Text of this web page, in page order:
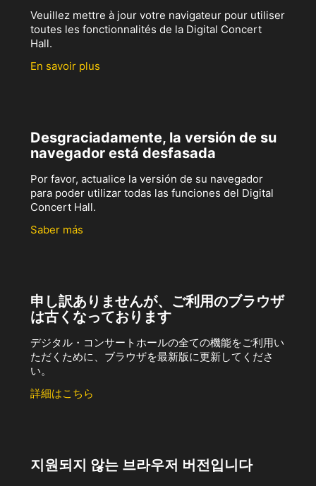
Veuillez mettre à jour votre navigateur pour utiliser
toutes les fonctionnalités de la Digital Concert
Hall.
En savoir plus
Desgraciadamente, la versión de su
navegador está desfasada
Por favor, actualice la versión de su navegador
para poder utilizar todas las funciones del Digital
Concert Hall.
Saber más
申し訳ありませんが、ご利用のブラウザ
は古くなっております
デジタル・コンサートホールの全ての機能をご利用い
ただくために、ブラウザを最新版に更新してくださ
い。
詳細はこちら
지원되지 않는 브라우저 버전입니다